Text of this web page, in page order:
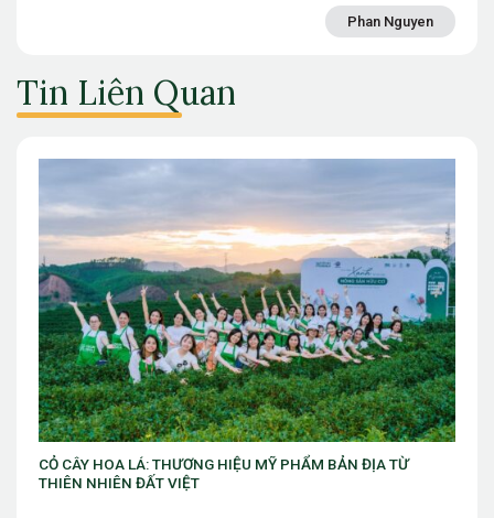
Phan Nguyen
Tin Liên Quan
MỸ PHẨM BẢN ĐỊA TỪ
VIB ra mắt chương trình “VIB